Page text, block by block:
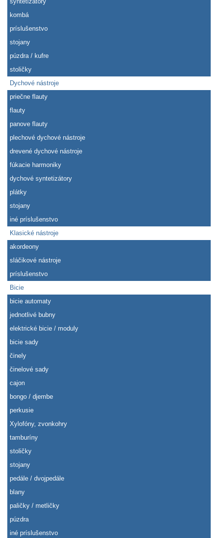
kombá
príslušenstvo
stojany
púzdra / kufre
stoličky
Dychové nástroje
priečne flauty
flauty
panove flauty
plechové dychové nástroje
drevené dychové nástroje
fúkacie harmoniky
dychové syntetizátory
plátky
stojany
iné príslušenstvo
Klasické nástroje
akordeony
sláčikové nástroje
príslušenstvo
Bicie
bicie automaty
jednotlivé bubny
elektrické bicie / moduly
bicie sady
činely
činelové sady
cajon
bongo / djembe
perkusie
Xylofóny, zvonkohry
tamburíny
stoličky
stojany
pedále / dvojpedále
blany
paličky / metličky
púzdra
iné príslušenstvo